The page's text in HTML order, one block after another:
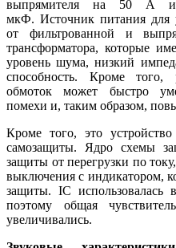
выпрямителя на 50 А
мкФ. Источник питания для
от фильтрованной и
трансформатора, которые
уровень шума, низкий
способность. Кроме того,
обмоток может быстро
помехи и, таким образом,
Кроме того, это
самозащиты. Ядро схемы
защиты от перегрузки по
выключения с индикатором,
защиты. IC использовалась
поэтому общая
увеличивались.